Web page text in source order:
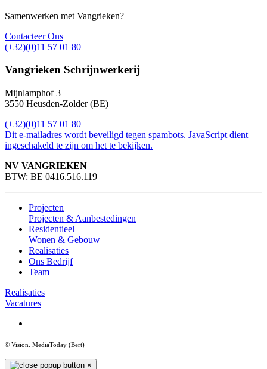
Samenwerken met Vangrieken?
Contacteer Ons
(+32)(0)11 57 01 80
Vangrieken Schrijnwerkerij
Mijnlamphof 3
3550 Heusden-Zolder (BE)
(+32)(0)11 57 01 80
Dit e-mailadres wordt beveiligd tegen spambots. JavaScript dient
ingeschakeld te zijn om het te bekijken.
NV VANGRIEKEN
BTW: BE 0416.516.119
Projecten
Projecten & Aanbestedingen
Residentieel
Wonen & Gebouw
Realisaties
Ons Bedrijf
Team
Realisaties
Vacatures
© Vision . MediaToday (Bert)
×